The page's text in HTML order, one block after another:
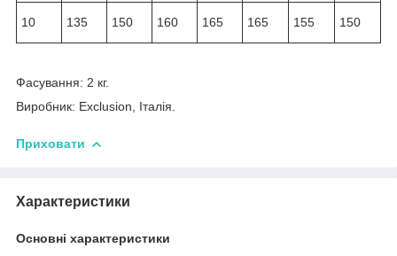
10 135 150 160 165 165 155 150
Фасування: 2 кг.
Виробник: Exclusion, Італія.
Приховати
Характеристики
Основні характеристики